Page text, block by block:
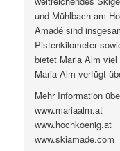
und Mühlbach am
Amadé sind
Pistenkilometer
bietet Maria Alm viel
Maria Alm verfügt
Mehr Information
www.mariaalm.at
www.hochkoenig.at
www.skiamade.com